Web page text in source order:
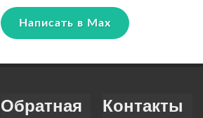
Написать в Max
Обратная
Контакты